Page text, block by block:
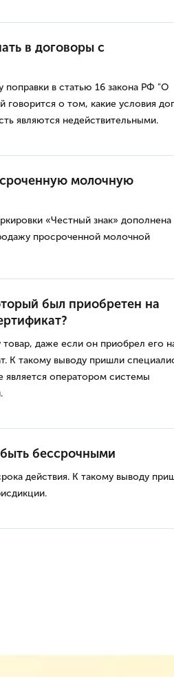
в договоры с
поправки в статью 16 закона РФ "О
говорится о том, какие условия
являются недействительными.
молочную
«Честный знак» дополнена
просроченной молочной
был приобретен на
товар, даже если он приобрел его
К такому выводу пришли
является оператором системы
бессрочными
действия. К такому выводу